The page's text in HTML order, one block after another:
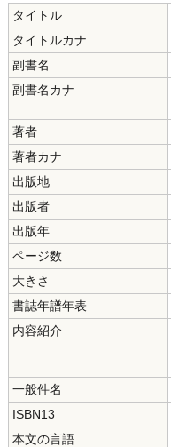
タイトル
タイトルカナ
副書名
副書名カナ
著者
著者カナ
出版地
出版者
出版年
ページ数
大きさ
書誌年譜年表
内容紹介
一般件名
ISBN13
本文の言語